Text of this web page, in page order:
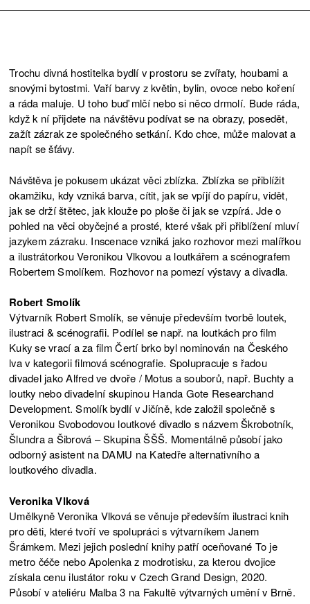
Trochu divná hostitelka bydlí v prostoru se zvířaty, houbami a
snovými bytostmi. Vaří barvy z květin, bylin, ovoce nebo koření
a ráda maluje. U toho buď mlčí nebo si něco drmolí. Bude ráda,
když k ní přijdete na návštěvu podívat se na obrazy, posedět,
zažít zázrak ze společného setkání. Kdo chce, může malovat a
napít se šťávy.
Návštěva je pokusem ukázat věci zblízka. Zblízka se přiblížit
okamžiku, kdy vzniká barva, cítit, jak se vpíjí do papíru, vidět,
jak se drží štětec, jak klouže po ploše či jak se vzpírá. Jde o
pohled na věci obyčejné a prosté, které však při přiblížení mluví
jazykem zázraku. Inscenace vzniká jako rozhovor mezi malířkou
a ilustrátorkou Veronikou Vlkovou a loutkářem a scénografem
Robertem Smolíkem. Rozhovor na pomezí výstavy a divadla.
Robert Smolík
Výtvarník Robert Smolík, se věnuje především tvorbě loutek,
ilustraci & scénografii. Podílel se např. na loutkách pro film
Kuky se vrací a za film Čertí brko byl nominován na Českého
lva v kategorii filmová scénografie. Spolupracuje s řadou
divadel jako Alfred ve dvoře / Motus a souborů, např. Buchty a
loutky nebo divadelní skupinou Handa Gote Researchand
Development. Smolík bydlí v Jičíně, kde založil společně s
Veronikou Svobodovou loutkové divadlo s názvem Škrobotník,
Šlundra a Šibrová – Skupina ŠŠŠ. Momentálně působí jako
odborný asistent na DAMU na Katedře alternativního a
loutkového divadla.
Veronika Vlková
Umělkyně Veronika Vlková se věnuje především ilustraci knih
pro děti, které tvoří ve spolupráci s výtvarníkem Janem
Šrámkem. Mezi jejich poslední knihy patří oceňované To je
metro čéče nebo Apolenka z modrotisku, za kterou dvojice
získala cenu ilustátor roku v Czech Grand Design, 2020.
Působí v ateliéru Malba 3 na Fakultě výtvarných umění v Brně.